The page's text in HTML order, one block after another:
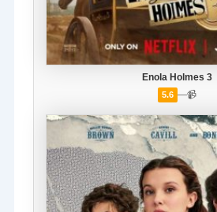
Enola Holmes 3
5.6 —📹